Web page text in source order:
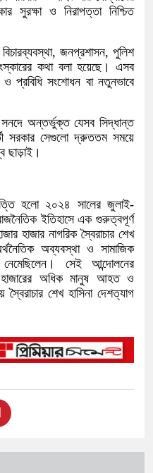
সুরক্ষা ও নিরাপত্তা নিশ্চিত
বিচারব্যবস্থা, জনপ্রশাসন, পুলিশ
কথা বলা হয়েছে। এসব
প্রবিধি সংশোধন বা নতুনভাবে
অন্তর্ভুক্ত যেসব সিদ্ধান্ত
সরকার সেগুলো দ্রুততম সময়ে
ছাড়াই।
হলো ২০২৪ সালের জুলাই-
ইতিহাসে এক গুরুত্বপূর্ণ
হাজার নাগরিক স্বৈরাচার শেখ
অব্যবস্থা ও সামাজিক
সেই আন্দোলনের
অধিক মানুষ আহত ও
শেখ হাসিনা দেশত্যাগ